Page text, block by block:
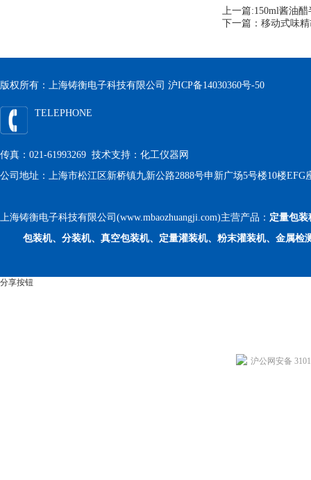
上一篇:150ml酱油
下一篇： 移动式味
版权所有：上海铸衡电子科技有限公司 沪ICP备14030360号-50
TELEPHONE
传真：021-61993269 技术支持： 化工仪器网
公司地址：上海市松江区新桥镇九新公路2888号申新广场5号楼10楼EFG
上海铸衡电子科技有限公司(www.mbaozhuangji.com)主营产品： 定量包装
包装机、分装机、真空包装机、定量灌装机、粉末灌装机、金属检
分享按钮
沪公网安备